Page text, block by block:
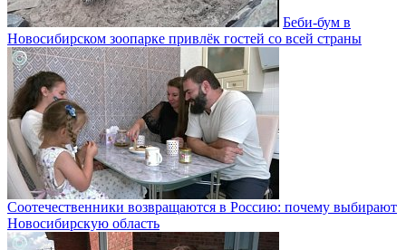
Беби-бум в
Новосибирском зоопарке привлёк гостей со всей страны
Соотечественники возвращаются в Россию: почему выбирают
Новосибирскую область